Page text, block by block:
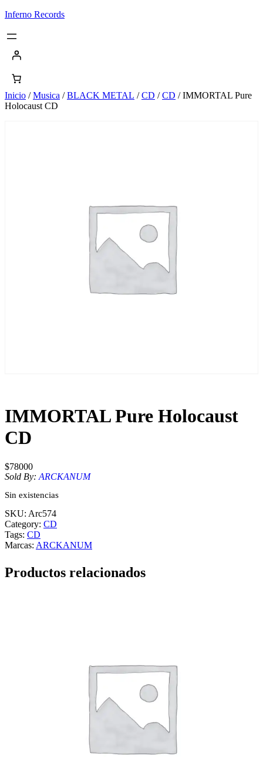
Saltar
contenido
Inferno Records
Inicio /Musica /BLACK METAL /CD /CD / IMMORTAL Pure
Holocaust CD
IMMORTAL Pure Holocaust
CD
$78000
Sold By: ARCKANUM
Sin existencias
SKU: Arc574
Category: CD
Tags: CD
Marcas: ARCKANUM
Productos relacionados